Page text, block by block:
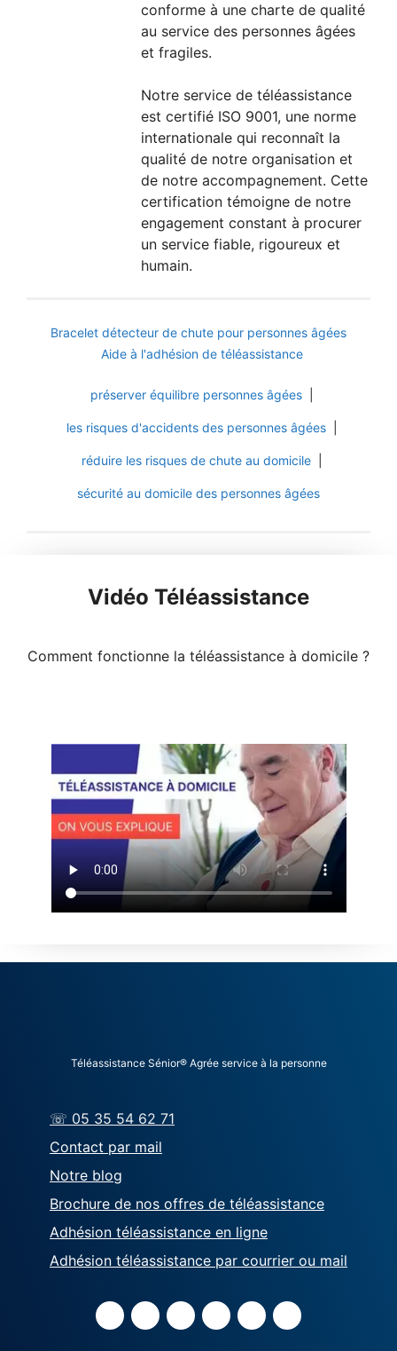
conforme à une charte de qualité
au service des personnes âgées
et fragiles.
Notre service de téléassistance
est certifié ISO 9001, une norme
internationale qui reconnaît la
qualité de notre organisation et
de notre accompagnement. Cette
certification témoigne de notre
engagement constant à procurer
un service fiable, rigoureux et
humain.
Bracelet détecteur de chute pour personnes âgées
Aide à l'adhésion de téléassistance
préserver équilibre personnes âgées
les risques d'accidents des personnes âgées
réduire les risques de chute au domicile
sécurité au domicile des personnes âgées
Vidéo Téléassistance
Comment fonctionne la téléassistance à domicile ?
Téléassistance Sénior® Agrée service à la personne
☏ 05 35 54 62 71
Contact par mail
Notre blog
Brochure de nos offres de téléassistance
Adhésion téléassistance en ligne
Adhésion téléassistance par courrier ou mail